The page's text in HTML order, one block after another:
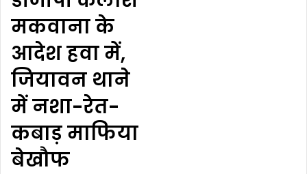
मकवाना के
आदेश हवा में,
जियावन थाने
में नशा-रेत-
कबाड़ माफिया
बेखौफ